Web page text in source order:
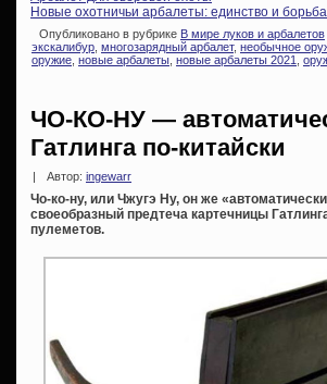
Новые охотничьи арбалеты: единство и
Опубликовано в рубрике В мире луков и арбалетов
экскалибур многозарядный арбалет, необычное
оружие новые арбалеты новые арбалеты 2021
ЧО-КО-НУ —
Гатлинга по-китайски
| Автор: ingewarr
Чо-ко-ну, или Чжугэ Ну, он же
своеобразный предтеча картечницы
пулеметов.